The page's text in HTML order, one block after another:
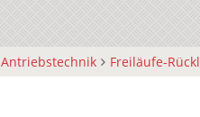
Antriebstechnik Freiläufe-